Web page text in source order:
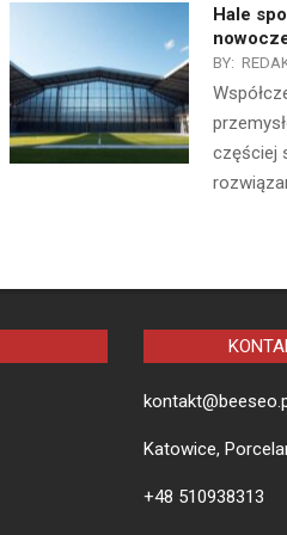
Hale
BY:
częściej
Katowice,
+48 510938313